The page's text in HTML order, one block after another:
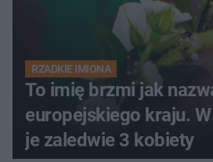
RZADKIE IMIONA
To imię brzmi jak
europejskiego kraju.
je zaledwie 3 kobiety